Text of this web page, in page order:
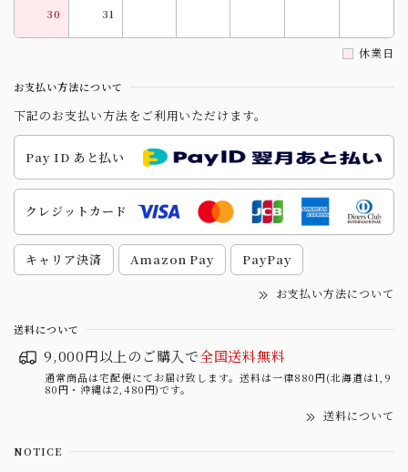
30 31
休業日
お支払い方法について
下記のお支払い方法をご利用いただけます。
Pay ID あと払い
クレジットカード
キャリア決済 Amazon Pay PayPay
お支払い方法について
送料について
9,000円以上のご購入で全国送料無料
通常商品は宅配便にてお届け致します。送料は一律880円(北海道は1,9
80円・沖縄は2,480円)です。
送料について
NOTICE